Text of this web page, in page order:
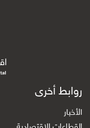
روابط أخرى
الأخبار